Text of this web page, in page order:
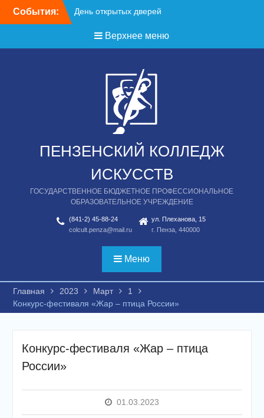
События: День открытых дверей
Верхнее меню
ПЕНЗЕНСКИЙ КОЛЛЕДЖ
ИСКУССТВ
ГОСУДАРСТВЕННОЕ БЮДЖЕТНОЕ ПРОФЕССИОНАЛЬНОЕ
ОБРАЗОВАТЕЛЬНОЕ УЧРЕЖДЕНИЕ
(841-2) 45-88-24
colcult.penza@mail.ru
ул. Плеханова, 15
г. Пенза, 440000
Меню
Главная 2023 Март
1
Конкурс-фестиваля «Жар – птица России»
Конкурс-фестиваля «Жар – птица
России»
01.03.2023